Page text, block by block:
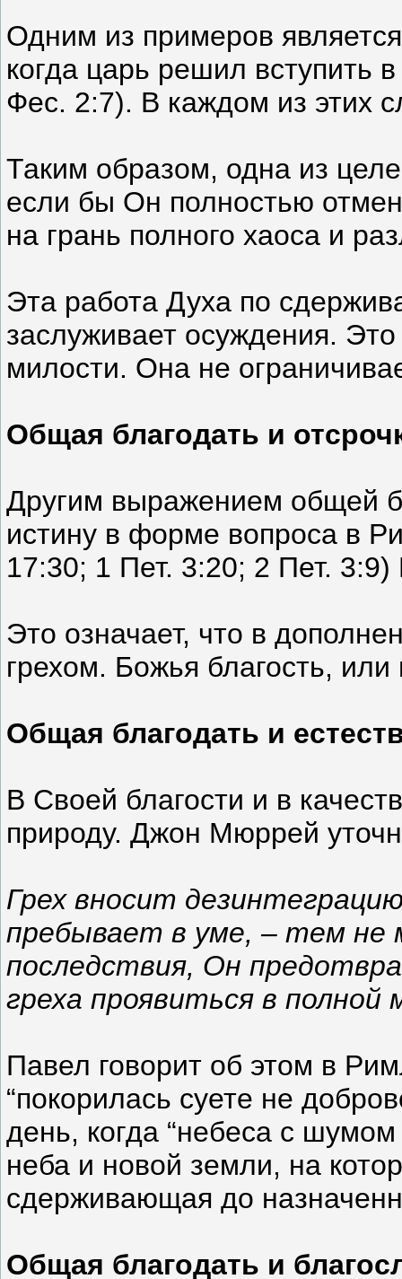
Одним из примеров
когда царь решил вступить
Фес. 2:7). В каждом из этих
Таким образом, одна из
если бы Он полностью
на грань полного хаоса и
Эта работа Духа по
заслуживает осуждения.
милости. Она не
Общая благодать и
Другим выражением общей
истину в форме вопроса в
17:30; 1 Пет. 3:20; 2 Пет.
Это означает, что в
грехом. Божья благость,
Общая благодать и
В Своей благости и в
природу. Джон Мюррей
Грех вносит
пребывает в уме, – тем не
последствия, Он
греха проявиться в полной
Павел говорит об этом в
“покорилась суете не
день, когда “небеса с
неба и новой земли, на
сдерживающая до
Общая благодать и